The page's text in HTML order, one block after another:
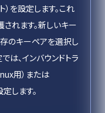
を設定します。これ
されます。新しいキー
のキーペアを選択し
は、インバウンドトラ
用）または
します。